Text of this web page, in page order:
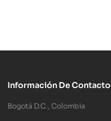
Información De Contacto
Bogotá D.C., Colombia